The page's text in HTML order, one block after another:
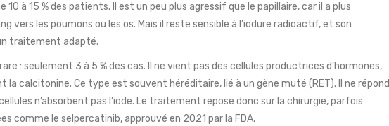
10 à 15 % des patients. Il est un peu plus agressif que le papillaire, car il a plus
vers les poumons ou les os. Mais il reste sensible à l’iodure radioactif, et son
traitement adapté.
: seulement 3 à 5 % des cas. Il ne vient pas des cellules productrices d’hormones,
la calcitonine. Ce type est souvent héréditaire, lié à un gène muté (RET). Il ne répond
n’absorbent pas l’iode. Le traitement repose donc sur la chirurgie, parfois
comme le selpercatinib, approuvé en 2021 par la FDA.